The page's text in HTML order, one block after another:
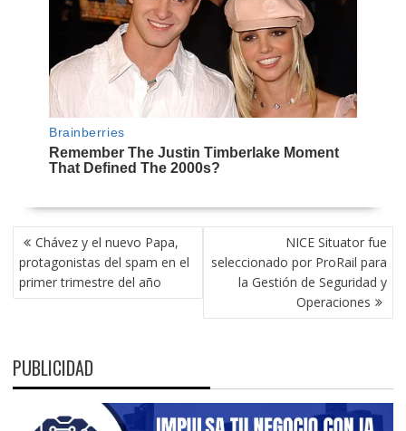
NAVEGACIÓN
DE
ENTRADAS
Chávez y el nuevo Papa,
protagonistas del spam en el
primer trimestre del año
NICE Situator fue
seleccionado por ProRail para
la Gestión de Seguridad y
Operaciones
PUBLICIDAD